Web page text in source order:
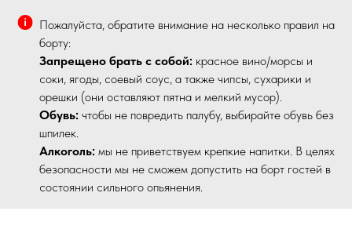
Пожалуйста, обратите внимание на несколько правил на
борту:
Запрещено брать с собой: красное вино/морсы и
соки, ягоды, соевый соус, а также чипсы, сухарики и
орешки (они оставляют пятна и мелкий мусор).
Обувь: чтобы не повредить палубу, выбирайте обувь без
шпилек.
Алкоголь: мы не приветствуем крепкие напитки. В целях
безопасности мы не сможем допустить на борт гостей в
состоянии сильного опьянения.